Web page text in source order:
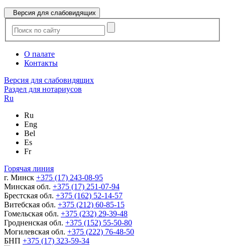
Версия для слабовидящих
О палате
Контакты
Версия для слабовидящих
Раздел для нотариусов
Ru
Ru
Eng
Bel
Es
Fr
Горячая линия
г. Минск +375 (17) 243-08-95
Минская обл. +375 (17) 251-07-94
Брестская обл. +375 (162) 52-14-57
Витебская обл. +375 (212) 60-85-15
Гомельская обл. +375 (232) 29-39-48
Гродненская обл. +375 (152) 55-50-80
Могилевская обл. +375 (222) 76-48-50
БНП +375 (17) 323-59-34